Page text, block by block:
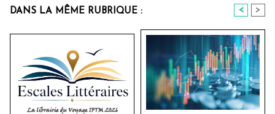
DANS LA MÊME RUBRIQUE : < >